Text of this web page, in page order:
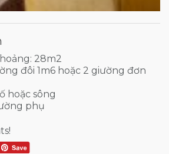
28m2
đôi 1m6 hoặc 2 giường đơn
hoặc sông
phụ